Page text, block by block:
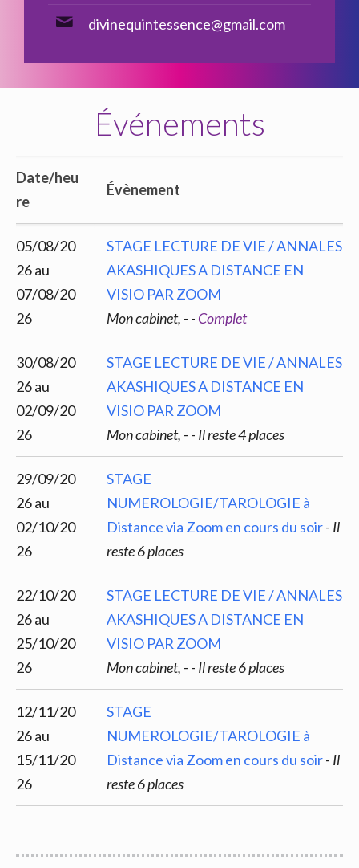
divinequintessence@gmail.com
Événements
Date/heu
re
Évènement
05/08/20
26 au
07/08/20
26
STAGE LECTURE DE VIE / ANNALES
AKASHIQUES A DISTANCE EN
VISIO PAR ZOOM
Mon cabinet, - - Complet
30/08/20
26 au
02/09/20
26
STAGE LECTURE DE VIE / ANNALES
AKASHIQUES A DISTANCE EN
VISIO PAR ZOOM
Mon cabinet, - - Il reste 4 places
29/09/20
26 au
02/10/20
26
STAGE
NUMEROLOGIE/TAROLOGIE à
Distance via Zoom en cours du soir- Il
reste 6 places
22/10/20
26 au
25/10/20
26
STAGE LECTURE DE VIE / ANNALES
AKASHIQUES A DISTANCE EN
VISIO PAR ZOOM
Mon cabinet, - - Il reste 6 places
12/11/20
26 au
15/11/20
26
STAGE
NUMEROLOGIE/TAROLOGIE à
Distance via Zoom en cours du soir- Il
reste 6 places